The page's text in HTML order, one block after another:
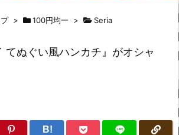
> 100円均一 > Seria
てぬぐい風ハンカチ』がオシャ
B!